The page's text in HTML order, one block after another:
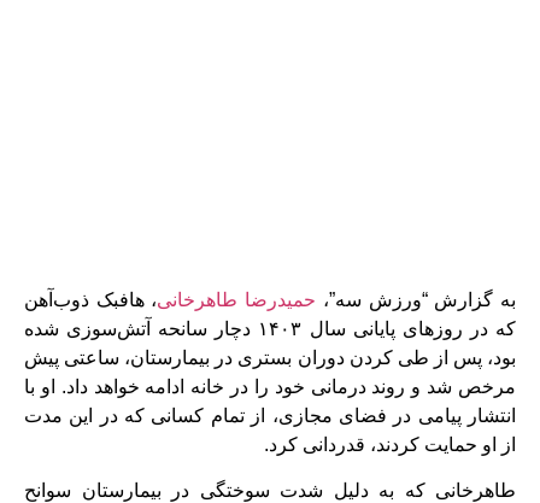
به گزارش “ورزش سه”، حمیدرضا طاهرخانی، هافبک ذوب‌آهن
که در روزهای پایانی سال ۱۴۰۳ دچار سانحه آتش‌سوزی شده
بود، پس از طی کردن دوران بستری در بیمارستان، ساعتی پیش
مرخص شد و روند درمانی خود را در خانه ادامه خواهد داد. او با
انتشار پیامی در فضای مجازی، از تمام کسانی که در این مدت
از او حمایت کردند، قدردانی کرد.
طاهرخانی که به دلیل شدت سوختگی در بیمارستان سوانح